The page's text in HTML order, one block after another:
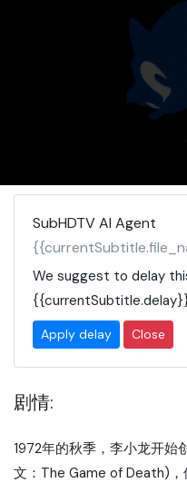
SubHDTV AI Agent
We suggest to delay
Apply delay Close
剧情:
1972年的秋季，李小龙开始
文：The Game of Death)